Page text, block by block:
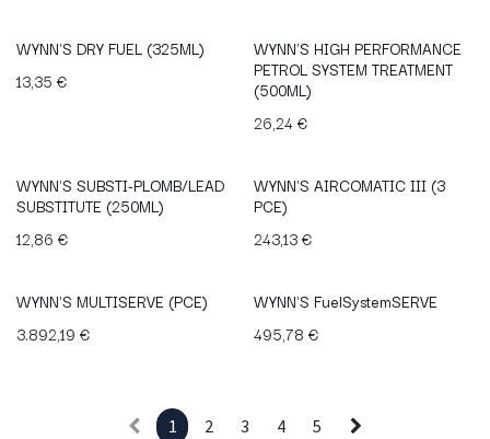
WYNN'S DRY FUEL (325ML)
13,35 €
WYNN'S HIGH PERFORMANCE
PETROL SYSTEM TREATMENT
(500ML)
26,24€
WYNN'S SUBSTI-PLOMB/LEAD
SUBSTITUTE (250ML)
12,86 €
WYNN'S AIRCOMATIC III (3
PCE)
243,13€
WYNN'S MULTISERVE (PCE)
3.892,19 €
WYNN'S FuelSystemSERVE
495,78 €
1 2 3 4 5